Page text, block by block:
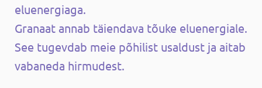
eluenergiaga.
Granaat annab täiendava tõuke eluenergiale.
See tugevdab meie põhilist usaldust ja aitab
vabaneda hirmudest.